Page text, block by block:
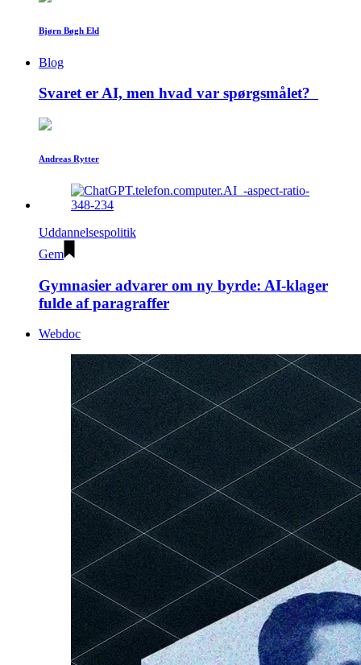
Bjørn Bøgh Eld
Blog
Svaret er AI, men hvad var spørgsmålet?
Andreas Rytter
Uddannelsespolitik
Gem
Gymnasier advarer om ny byrde: AI-klager
fulde af paragraffer
Webdoc